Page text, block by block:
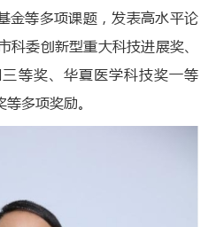
金等多项课题，发表高水平论
委创新型重大科技进展奖、
等奖、华夏医学科技奖一等
多项奖励。